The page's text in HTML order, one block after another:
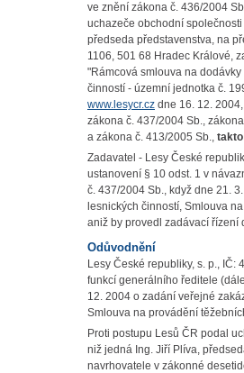
ve znění zákona č. 436/2004
uchazeče obchodní
předseda představenstva, na
1106, 501 68 Hradec Králové,
"Rámcová smlouva na
činností - územní jednotka č.
www.lesycr.cz dne 16. 12. 2004,
zákona č. 437/2004 Sb.,
a zákona č. 413/2005 Sb.,
Zadavatel - Lesy České
ustanovení § 10 odst. 1 v
č. 437/2004 Sb., když dne 21.
lesnických činností, Smlouva
aniž by provedl zadávací řízení
Odůvodnění
Lesy České republiky, s. p.,
funkcí generálního ředitele
12. 2004 o zadání veřejné
Smlouva na provádění
Proti postupu Lesů ČR podal
niž jedná Ing. Jiří Plíva,
navrhovatele v zákonné